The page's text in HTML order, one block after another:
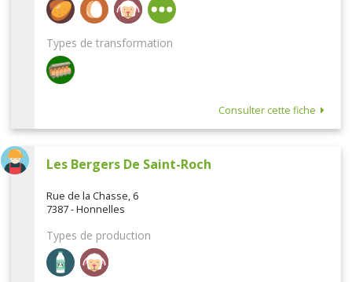
Types de transformation
Consulter cette fiche
Les Bergers De Saint-Roch
Rue de la Chasse, 6
7387 - Honnelles
Types de production